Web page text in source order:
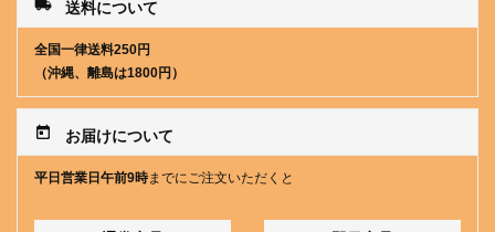
local_shipping 送料について
全国一律送料250円
（沖縄、離島は1800円）
today お届けについて
平日営業日午前9時までにご注文いただくと